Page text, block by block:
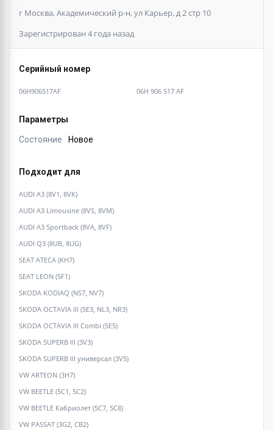
г Москва, Академический р-н, ул Карьер, д 2 стр 10
Зарегистрирован 4 года назад
Серийный номер
06H906517AF 06H 906 517 AF
Параметры
Состояние Новое
Подходит для
AUDI A3 (8V1, 8VK)
AUDI A3 Limousine (8VS, 8VM)
AUDI A3 Sportback (8VA, 8VF)
AUDI Q3 (8UB, 8UG)
SEAT ATECA (KH7)
SEAT LEON (5F1)
SKODA KODIAQ (NS7, NV7)
SKODA OCTAVIA III (5E3, NL3, NR3)
SKODA OCTAVIA III Combi (5E5)
SKODA SUPERB III (3V3)
SKODA SUPERB III универсал (3V5)
VW ARTEON (3H7)
VW BEETLE (5C1, 5C2)
VW BEETLE Кабриолет (5C7, 5C8)
VW PASSAT (3G2, CB2)